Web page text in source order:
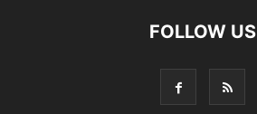
FOLLOW US